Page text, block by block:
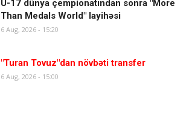
U-17 dünya çempionatından sonra "More
Than Medals World" layihəsi
6 Aug, 2026 - 15:20
"Turan Tovuz"dan növbəti transfer
6 Aug, 2026 - 15:00